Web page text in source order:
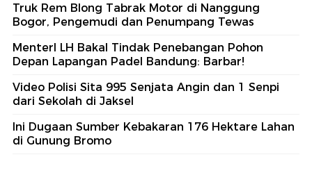
Truk Rem Blong Tabrak Motor di Nanggung
Bogor, Pengemudi dan Penumpang Tewas
MenterI LH Bakal Tindak Penebangan Pohon
Depan Lapangan Padel Bandung: Barbar!
Video Polisi Sita 995 Senjata Angin dan 1 Senpi
dari Sekolah di Jaksel
Ini Dugaan Sumber Kebakaran 176 Hektare Lahan
di Gunung Bromo